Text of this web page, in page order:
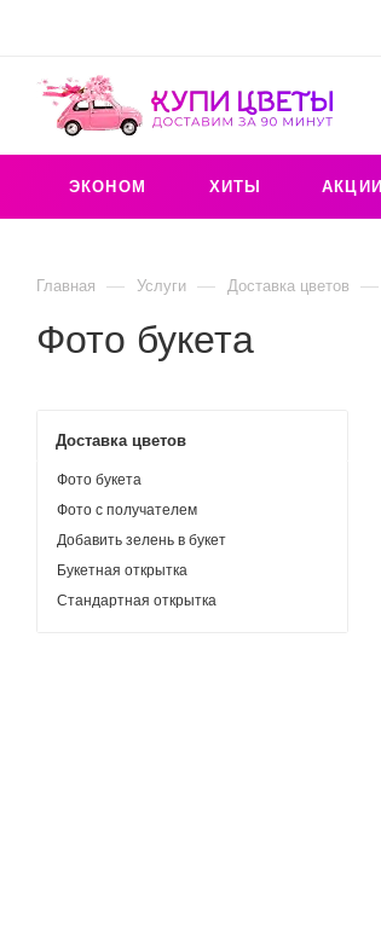
ЭКОНОМ ХИТЫ АКЦИИ
Главная — Услуги — Доставка цветов —
Фото букета
Доставка цветов
Фото букета
Фото с получателем
Добавить зелень в букет
Букетная открытка
Стандартная открытка